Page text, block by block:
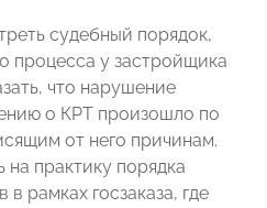
судебный порядок,
процесса у застройщика
что нарушение
о КРТ произошло по
от него причинам.
практику порядка
рамках госзаказа, где